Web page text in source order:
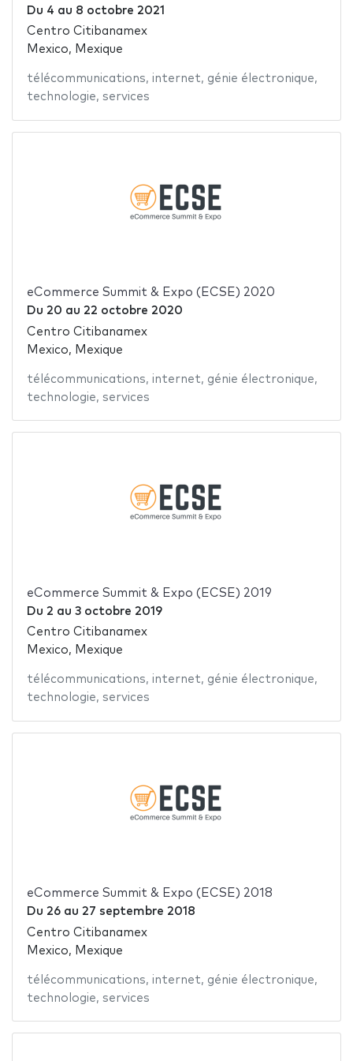
Du 4 au 8 octobre 2021
Centro Citibanamex
Mexico, Mexique
télécommunications, internet, génie électronique,
technologie, services
eCommerce Summit & Expo (ECSE) 2020
Du 20 au 22 octobre 2020
Centro Citibanamex
Mexico, Mexique
télécommunications, internet, génie électronique,
technologie, services
eCommerce Summit & Expo (ECSE) 2019
Du 2 au 3 octobre 2019
Centro Citibanamex
Mexico, Mexique
télécommunications, internet, génie électronique,
technologie, services
eCommerce Summit & Expo (ECSE) 2018
Du 26au 27 septembre 2018
Centro Citibanamex
Mexico, Mexique
télécommunications, internet, génie électronique,
technologie, services